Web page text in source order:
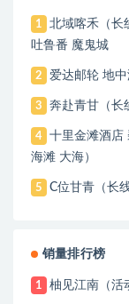
1
北域喀禾（长
吐鲁番 魔鬼城
2 爱达邮轮 地
3 奔赴青甘（长
4
十里金滩酒店
海滩 大海）
5 C位甘青（长
销量排行榜
1 柚见江南（活